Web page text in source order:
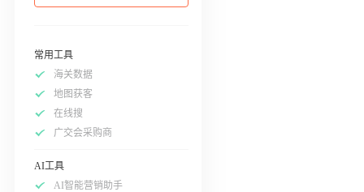
常用工具
海关数据
地图获客
在线搜
广交会采购商
AI工具
AI智能营销助手